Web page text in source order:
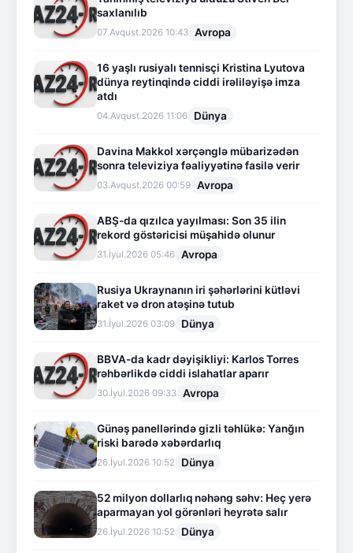
saxlanılıb
07.Avqust.2026 10:43 Avropa
16 yaşlı rusiyalı tennisçi Kristina Lyutova
dünya reytinqində ciddi irəliləyişə imza
atdı
04.Avqust.2026 11:06 Dünya
Davina Makkol xərçənglə mübarizədən
sonra televiziya fəaliyyətinə fasilə verir
03.Avqust.2026 00:59 Avropa
ABŞ-da qızılca yayılması: Son 35 ilin
rekord göstəricisi müşahidə olunur
31.İyul.2026 05:46 Avropa
Rusiya Ukraynanın iri şəhərlərini kütləvi
raket və dron atəşinə tutub
31.İyul.2026 03:09 Dünya
BBVA-da kadr dəyişikliyi: Karlos Torres
rəhbərlikdə ciddi islahatlar aparır
30.İyul.2026 09:33 Avropa
Günəş panellərində gizli təhlükə: Yanğın
riski barədə xəbərdarlıq
26.İyul.2026 10:52 Dünya
52 milyon dollarlıq nəhəng səhv: Heç yerə
aparmayan yol görənləri heyrətə salır
26.İyul.2026 10:52 Dünya